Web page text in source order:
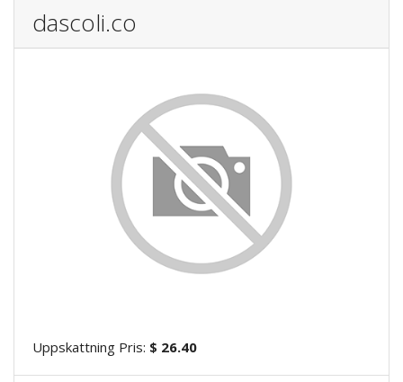
dascoli.co
Uppskattning Pris: $ 26.40